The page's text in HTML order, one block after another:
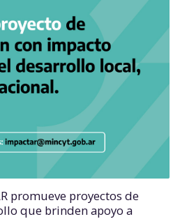
promueve proyectos de
que brinden apoyo a